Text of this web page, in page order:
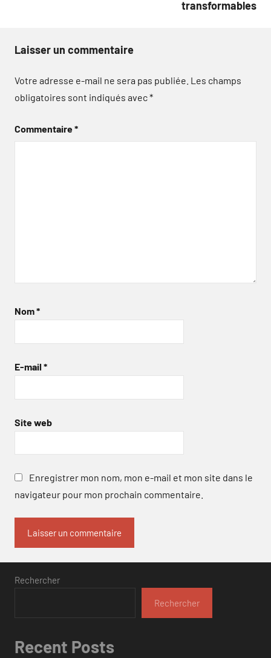
transformables
Laisser un commentaire
Votre adresse e-mail ne sera pas publiée. Les champs
obligatoires sont indiqués avec*
Commentaire*
Nom*
E-mail *
Site web
Enregistrer mon nom, mon e-mail et mon site dans le
navigateur pour mon prochain commentaire.
Rechercher
Rechercher
Recent Posts